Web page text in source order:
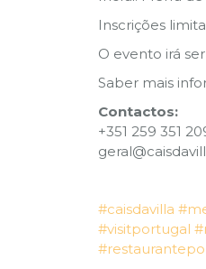
Inscrições
O evento irá
Saber mais
Contactos:
+351 259 351
#caisdavilla
#visitportugal